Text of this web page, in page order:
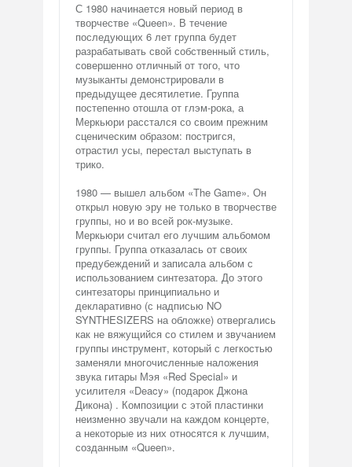
С 1980 начинается новый период в
творчестве «Queen». В течение
последующих 6 лет группа будет
разрабатывать свой собственный стиль,
совершенно отличный от того, что
музыканты демонстрировали в
предыдущее десятилетие. Группа
постепенно отошла от глэм-рока, а
Меркьюри расстался со своим прежним
сценическим образом: постригся,
отрастил усы, перестал выступать в
трико.
1980 — вышел альбом «The Game». Он
открыл новую эру не только в творчестве
группы, но и во всей рок-музыке.
Меркьюри считал его лучшим альбомом
группы. Группа отказалась от своих
предубеждений и записала альбом с
использованием синтезатора. До этого
синтезаторы принципиально и
декларативно (с надписью NO
SYNTHESIZERS на обложке) отвергались
как не вяжущийся со стилем и звучанием
группы инструмент, который с легкостью
заменяли многочисленные наложения
звука гитары Мэя «Red Special» и
усилителя «Deacy» (подарок Джона
Дикона) . Композиции с этой пластинки
неизменно звучали на каждом концерте,
а некоторые из них относятся к лучшим,
созданным «Queen».